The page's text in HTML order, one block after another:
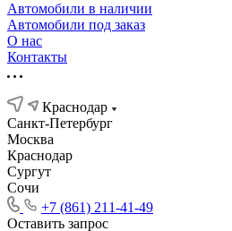
Автомобили в наличии
Автомобили под заказ
О нас
Контакты
Краснодар
Санкт-Петербург
Москва
Краснодар
Сургут
Сочи
+7 (861) 211-41-49
Оставить запрос